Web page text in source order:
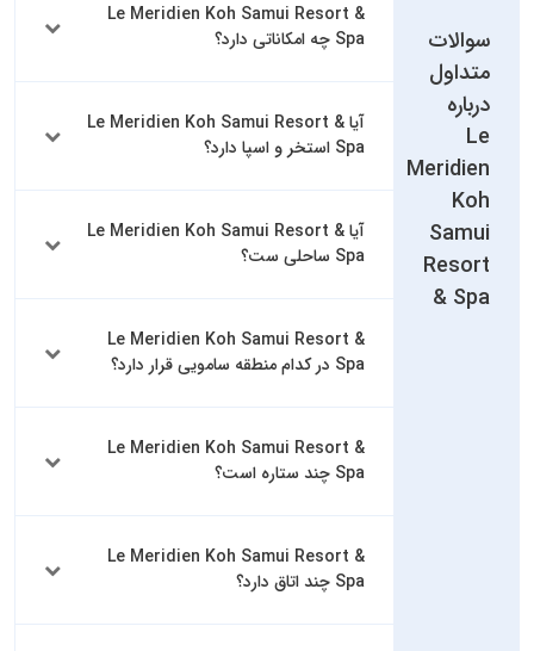
سوالات
متداول
درباره
Le
Meridien
Koh
Samui
Resort
& Spa
Le Meridien Koh Samui Resort &
Spa چه امکاناتی دارد؟
آیا Le Meridien Koh Samui Resort &
Spa استخر و اسپا دارد؟
آیا Le Meridien Koh Samui Resort &
Spa ساحلی ست؟
Le Meridien Koh Samui Resort &
Spa در کدام منطقه سامویی قرار دارد؟
Le Meridien Koh Samui Resort &
Spa چند ستاره است؟
Le Meridien Koh Samui Resort &
Spa چند اتاق دارد؟